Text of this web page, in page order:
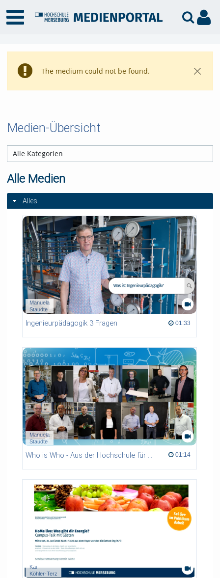
The medium could not be found.
Medien-Übersicht
Alle Medien
Alles
Manuela
Staudte
Ingenieurpädagogik 3 Fragen 01:33
01:33 duration
Manuela
Staudte
Who is Who - Aus der Hochschule für die Schule 01:14
01:14 duration
Kai
Köhler-Terz